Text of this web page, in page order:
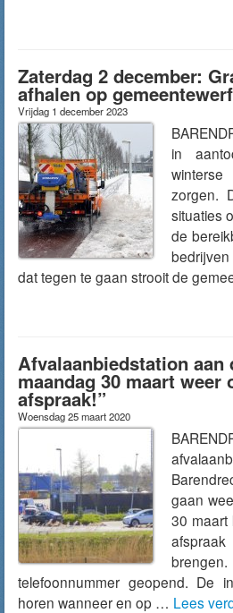
Zaterdag 2 december:
afhalen op
Vrijdag 1 december 2023
in
zorgen.
situaties
de
dat tegen te gaan strooit de
Afvalaanbiedstation aan
maandag 30 maart weer
afspraak!”
Woensdag 25 maart 2020
gaan
30 maart
brengen.
telefoonnummer geopend. De
horen wanneer en op … Lees